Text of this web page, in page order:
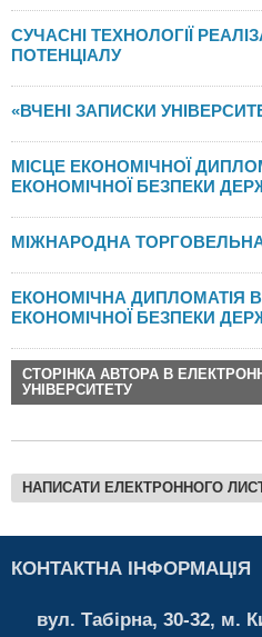
СУЧАСНІ ТЕХНОЛОГІЇ
ПОТЕНЦІАЛУ
«ВЧЕНІ ЗАПИСКИ
МІСЦЕ ЕКОНОМІЧНОЇ
ЕКОНОМІЧНОЇ БЕЗПЕКИ
МІЖНАРОДНА ТОРГОВЕЛЬНА
ЕКОНОМІЧНА ДИПЛОМАТІЯ
ЕКОНОМІЧНОЇ БЕЗПЕКИ
СТОРІНКА АВТОРА В
УНІВЕРСИТЕТУ
НАПИСАТИ ЕЛЕКТРОННОГО
КОНТАКТНА ІНФОРМАЦІЯ
вул. Табірна, 30-32, м.